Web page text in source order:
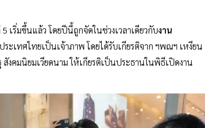
เริ่มขึ้นแล้ว โดยปีนี้ถูกจัดในช่วงเวลาเดียวกับงาน
ระเทศไทยเป็นเจ้าภาพ โดยได้รับเกียรติจาก ฯพณฯ เหงียน
งคมนิยมเวียดนาม ให้เกียรติเป็นประธานในพิธีเปิดงาน